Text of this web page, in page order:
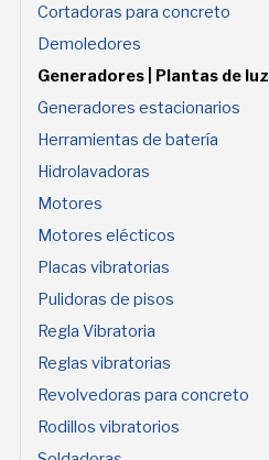
Cortadoras para concreto
Demoledores
Generadores | Plantas de luz
Generadores estacionarios
Herramientas de batería
Hidrolavadoras
Motores
Motores elécticos
Placas vibratorias
Pulidoras de pisos
Regla Vibratoria
Reglas vibratorias
Revolvedoras para concreto
Rodillos vibratorios